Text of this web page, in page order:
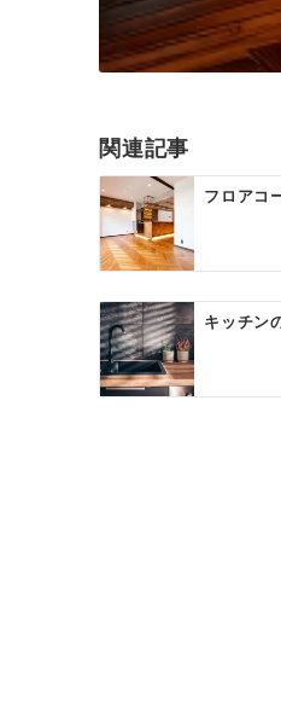
関連記事
フロアコ
キッチン